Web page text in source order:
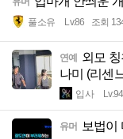
풀소유 Lv.86 조회
연예
외모
나미 (리센
입사 Lv.94
유머 보법이